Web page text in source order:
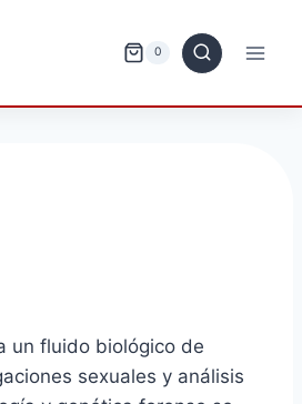
0
un fluido biológico de
sexuales y análisis